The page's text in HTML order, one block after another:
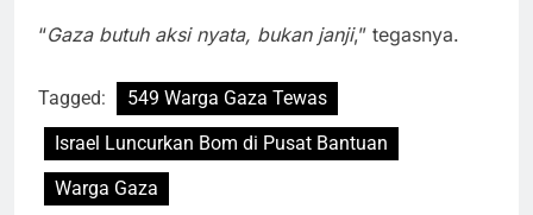
“Gaza butuh aksi nyata, bukan janji,” tegasnya.
Tagged:
549 Warga Gaza Tewas
Israel Luncurkan Bom di Pusat Bantuan
Warga Gaza